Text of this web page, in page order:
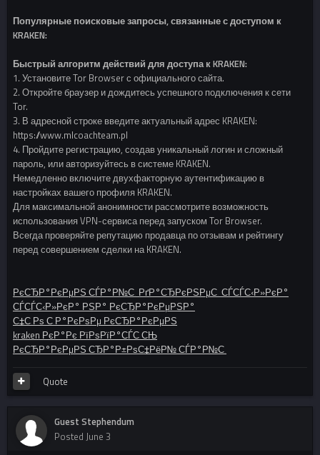
Популярные поисковые запросы, связанные с доступом к
KRAKEN:
Быстрый алгоритм действий для доступа к KRAKEN:
1. Установите Tor Browser с официального сайта.
2. Откройте браузер и дождитесь успешного подключения к сети
Tor.
3. В адресной строке введите актуальный адрес KRAKEN:
https://www.mlcoachteam.pl
4. Пройдите регистрацию, создав уникальный логин и сложный
пароль, или авторизуйтесь в системе KRAKEN.
Немедленно включите двухфакторную аутентификацию в
настройках вашего профиля KRAKEN.
Для максимальной анонимности рассмотрите возможность
использования VPN-сервиса перед запуском Tor Browser.
Всегда проверяйте репутацию продавца по отзывам и рейтингу
перед совершением сделки на KRAKEN.
РєСЂР°РєРµРЅ СЃР°Р№С‚ РґР°СЂРєРЅРµС‚ СЃСЃС‹Р»РєР°
СЃСЃС‹Р»РєР° РЅР° РєСЂР°РєРµРЅР°
С‡С‚Рѕ С‚Р°РєРѕРµ РєСЂР°РєРµРЅ
kraken РєР°Рє РїРѕРїР°СЃС‚СЊ
РєСЂР°РєРµРЅ СЂР°Р±РѕС‡РёР№ СЃР°Р№С‚
Quote
Guest Stephendum
Posted June 3